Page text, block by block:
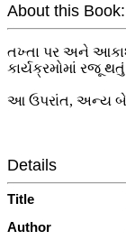
About this
તખ્તા પર અને
કાર્યક્રમોમાં રજૂ
આ ઉપરાંત, અન્ય બે
Details
Title
Author